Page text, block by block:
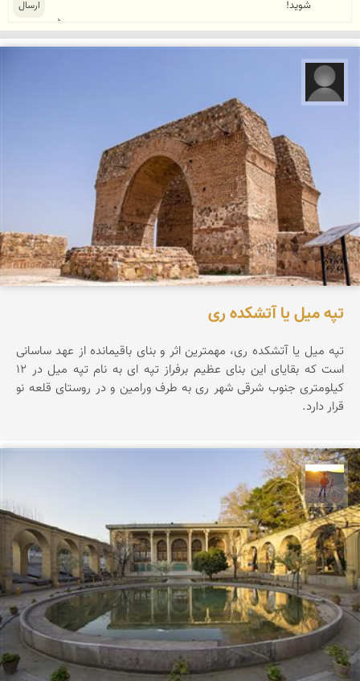
تپه میل یا آتشکده ری
تپه ميل يا آتشكده ری، مهمترين اثر و بنای باقيمانده از عهد ساسانی
است كه بقايای اين بنای عظيم برفراز تپه ای به نام تپه ميل در 12
كيلومتری جنوب شرقی شهر ری به طرف ورامين و در روستای قلعه نو
قرار دارد.
مهدی مخلصیان